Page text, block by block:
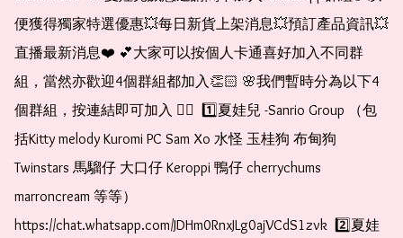
便獲得獨家特選優惠💥每日新貨上架消息💥預訂產品資訊💥
直播最新消息❤️ 💕大家可以按個人卡通喜好加入不同群
組，當然亦歡迎4個群組都加入👏🏻 🌸我們暫時分為以下4
個群組，按連結即可加入 👇🏻  1️⃣夏娃兒 -Sanrio Group （包
括Kitty melody Kuromi PC Sam Xo 水怪 玉桂狗 布甸狗
Twinstars 馬騮仔 大口仔 Keroppi 鴨仔 cherrychums
marroncream 等等）
https://chat.whatsapp.com/JDHm0RnxJLg0ajVCdS1zvk  2️⃣夏娃